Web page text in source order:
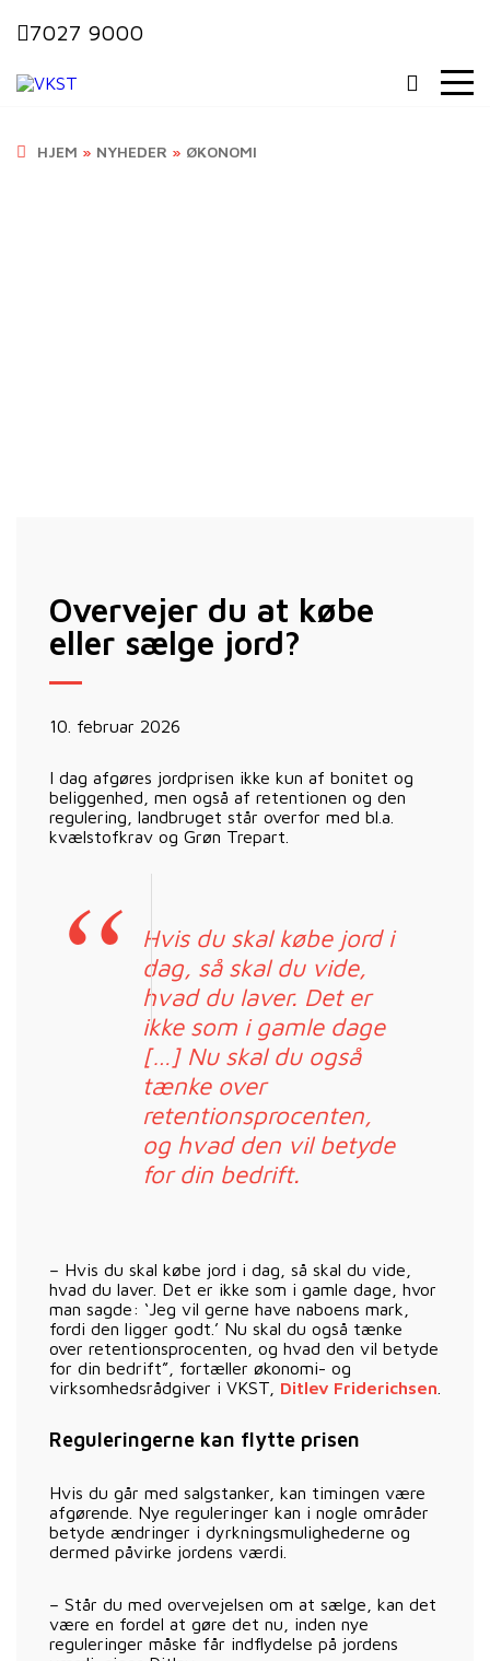
7027 9000
HJEM » NYHEDER » ØKONOMI
Overvejer du at købe
eller sælge jord?
10. februar 2026
I dag afgøres jordprisen ikke kun af bonitet og
beliggenhed, men også af retentionen og den
regulering, landbruget står overfor med bl.a.
kvælstofkrav og Grøn Trepart.
Hvis du skal købe jord i
dag, så skal du vide,
hvad du laver. Det er
ikke som i gamle dage
[…] Nu skal du også
tænke over
retentionsprocenten,
og hvad den vil betyde
for din bedrift.
– Hvis du skal købe jord i dag, så skal du vide,
hvad du laver. Det er ikke som i gamle dage, hvor
man sagde: ‘Jeg vil gerne have naboens mark,
fordi den ligger godt.’ Nu skal du også tænke
over retentionsprocenten, og hvad den vil betyde
for din bedrift”, fortæller økonomi- og
virksomhedsrådgiver i VKST, Ditlev Friderichsen
Reguleringerne kan flytte prisen
Hvis du går med salgstanker, kan timingen være
afgørende. Nye reguleringer kan i nogle områder
betyde ændringer i dyrkningsmulighederne og
dermed påvirke jordens værdi.
– Står du med overvejelsen om at sælge, kan det
være en fordel at gøre det nu, inden nye
reguleringer måske får indflydelse på jordens